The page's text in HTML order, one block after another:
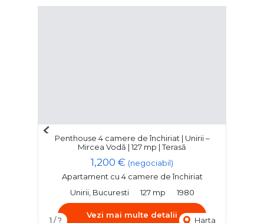
1 / ? Harta
Penthouse 4 camere de închiriat | Unirii –
Mircea Vodă | 127 mp | Terasă
1,200 € (negociabil)
Apartament cu 4 camere de închiriat
Unirii, Bucuresti
127 mp 1980
Vezi mai multe detalii